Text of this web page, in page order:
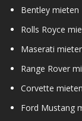
Bentley mieten
Rolls Royce
Maserati
Range Rover
Corvette mieten
Ford Mustang